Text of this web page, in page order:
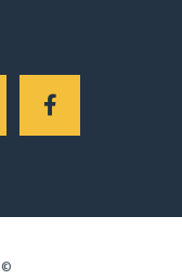
© ٢٠٢٦